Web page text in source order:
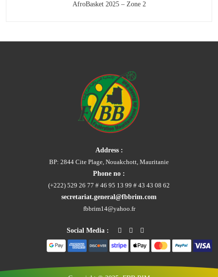
AfroBasket 2025 – Zone 2
Address :
BP: 2844 Cite Plage, Nouakchott, Mauritanie
Phone no :
(+222) 529 26 77 # 46 95 13 99 # 43 43 08 62
secretariat.general@fbbrim.com
fbbrim14@yahoo.fr
Social Media :